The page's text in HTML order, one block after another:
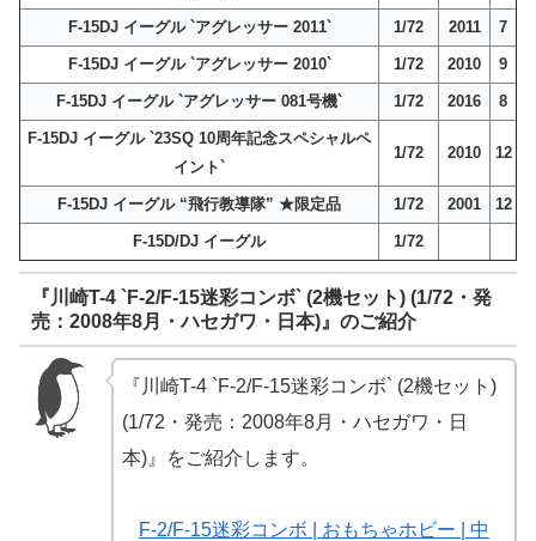
F-15DJ イーグル `アグレッサー 2011` 1/72 2011 7
F-15DJ イーグル `アグレッサー 2010` 1/72 2010 9
F-15DJ イーグル `アグレッサー 081号機` 1/72 2016 8
F-15DJ イーグル `23SQ 10周年記念スペシャルペ
イント`
1/72 2010 12
F-15DJ イーグル “飛行教導隊” ★限定品 1/72 2001 12
F-15D/DJ イーグル 1/72
『川崎T-4 `F-2/F-15迷彩コンボ` (2機セット) (1/72・発
売：2008年8月・ハセガワ・日本)』のご紹介
『川崎T-4 `F-2/F-15迷彩コンボ` (2機セット)
(1/72・発売：2008年8月・ハセガワ・日
本)』をご紹介します。
F-2/F-15迷彩コンボ | おもちゃホビー | 中